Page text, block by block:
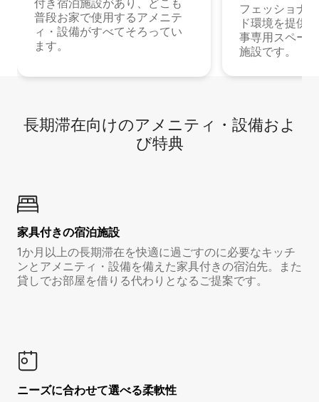
付き宿泊施設があり、どこも
普段お家で使用するアメニテ
ィ・設備がすべてそろってい
ます。
フェッショナ
ド環境を提供
事専用スペー
施設です。
長期滞在向け⁠のア⁠メ⁠ニ⁠テ⁠ィ⁠・設⁠備⁠およ
び特⁠典
家具付き⁠の宿⁠泊⁠施⁠設
1か月以上の長期滞在を快適に過ごすのに必要なキッチ
ンとアメニティ・設備を備えた家具付きの宿泊先。また
貸しでお部屋を借りる代わりとなるご提案です。
ニーズに合わせて選べる柔軟性